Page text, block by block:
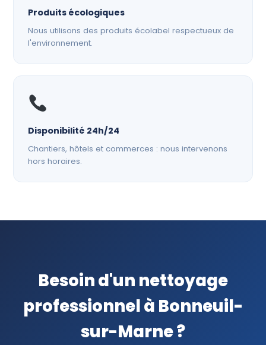
Produits écologiques
Nous utilisons des produits écolabel respectueux de
l'environnement.
Disponibilité 24h/24
Chantiers, hôtels et commerces : nous intervenons
hors horaires.
Besoin d'un nettoyage
professionnel à Bonneuil-
sur-Marne ?